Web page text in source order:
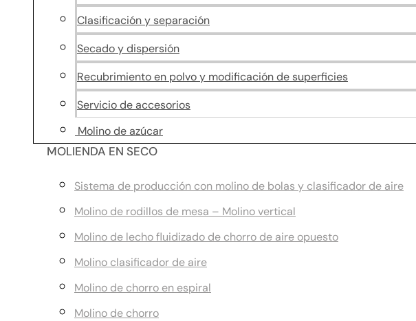
Clasificación y separación
Secado y dispersión
Recubrimiento en polvo y modificación de superficies
Servicio de accesorios
Molino de azúcar
MOLIENDA EN SECO
Sistema de producción con molino de bolas y clasificador de aire
Molino de rodillos de mesa – Molino vertical
Molino de lecho fluidizado de chorro de aire opuesto
Molino clasificador de aire
Molino de chorro en espiral
Molino de chorro